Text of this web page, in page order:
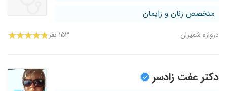
متخصص زنان و زایمان
دروازه شمیران ۱۵۳ نفر
دکتر عفت زادسر